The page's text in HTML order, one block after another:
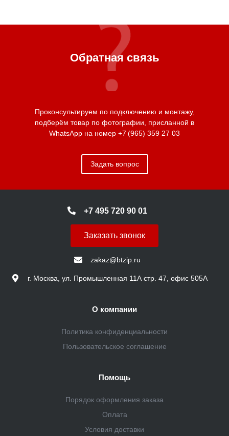
Обратная связь
Проконсультируем по подключению и монтажу,
подберём товар по фотографии, присланной в
WhatsApp на номер +7 (965) 359 27 03
Задать вопрос
+7 495 720 90 01
Заказать звонок
zakaz@btzip.ru
г. Москва, ул. Промышленная 11А стр. 47, офис 505А
О компании
Политика конфиденциальности
Пользовательское соглашение
Помощь
Порядок оформления заказа
Оплата
Условия доставки